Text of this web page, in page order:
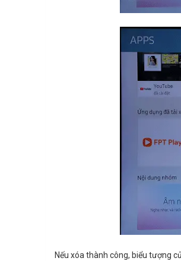
Nếu xóa thành công, biểu tượng